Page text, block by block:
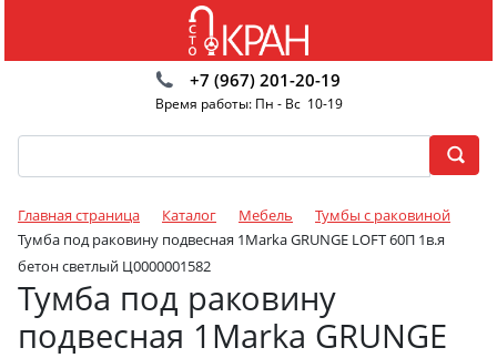
+7 (967) 201-20-19
Время работы: Пн - Вс 10-19
Главная страница Каталог Мебель
Тумбы с раковиной
Тумба под раковину подвесная 1Marka GRUNGE LOFT 60П 1в.я
бетон светлый Ц0000001582
Тумба под раковину
подвесная 1Marka GRUNGE